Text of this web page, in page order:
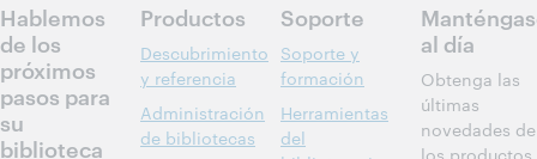
Hablemos
de los
próximos
pasos para
su
biblioteca
Productos
Descubrimiento
y referencia
Administración
de bibliotecas
Soporte
Soporte y
formación
Herramientas
del
al día
Obtenga las
últimas
novedades de
los productos,